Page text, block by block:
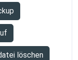
löschen